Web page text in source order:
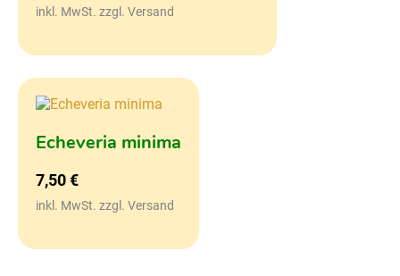
inkl. MwSt. zzgl. Versand
Echeveria minima
7,50€
inkl. MwSt. zzgl. Versand